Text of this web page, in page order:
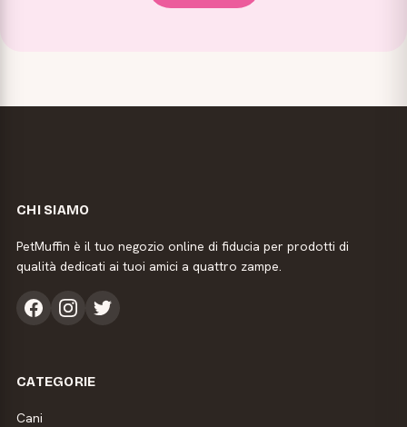
CHI SIAMO
PetMuffin è il tuo negozio online di fiducia per prodotti di
qualità dedicati ai tuoi amici a quattro zampe.
CATEGORIE
Cani